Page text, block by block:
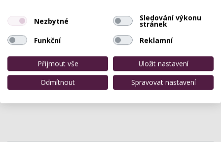
Nezbytné Sledování výkonu
stránek
Funkční
Reklamní
Přijmout vše
Uložit nastavení
Odmítnout
Spravovat nastavení